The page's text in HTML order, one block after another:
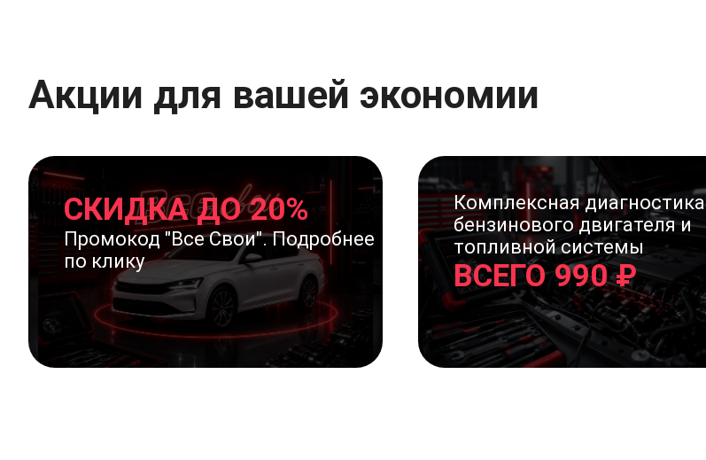
Акции для вашей экономии
СКИДКА ДО 20%
Промокод "Все Свои". Подробнее
по клику
Комплексная диагностика
бензинового двигателя и
топливной системы
ВСЕГО 990 ₽